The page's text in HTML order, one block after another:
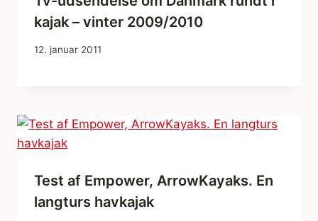
kajak – vinter 2009/2010
12. januar 2011
Test af Empower, ArrowKayaks. En
langturs havkajak